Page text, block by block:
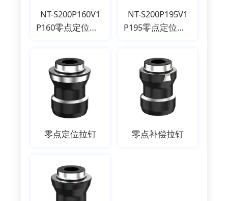
NT-S200P160V1
P160零点定位基准
NT-S200P195V1
P195零点定位基准
零点定位拉钉 零点补偿拉钉